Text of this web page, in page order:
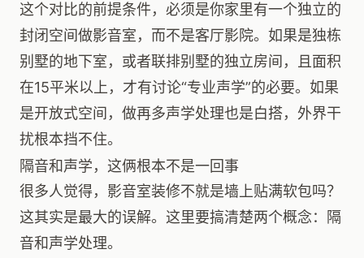
这个对比的前提条件，必须是你家里有一个独立的
封闭空间做影音室，而不是客厅影院。如果是独栋
别墅的地下室，或者联排别墅的独立房间，且面积
在15平米以上，才有讨论“专业声学”的必要。如果
是开放式空间，做再多声学处理也是白搭，外界干
扰根本挡不住。
隔音和声学，这俩根本不是一回事
很多人觉得，影音室装修不就是墙上贴满软包吗？
这其实是最大的误解。这里要搞清楚两个概念：隔
音和声学处理。